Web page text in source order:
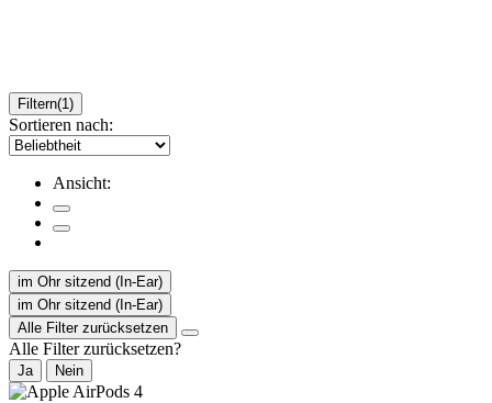
Filtern(1)
Sortieren nach:
Ansicht:
im Ohr sitzend (In-Ear)
im Ohr sitzend (In-Ear)
Alle Filter zurücksetzen
Alle Filter zurücksetzen?
Ja Nein